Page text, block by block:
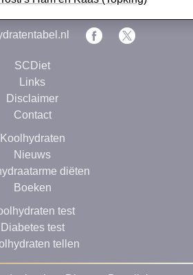
SCDiet
Links
Disclaimer
Contact
Koolhydraten
Nieuws
diëten
Boeken
test
Diabetes test
tellen